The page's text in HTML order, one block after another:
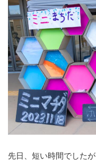
先日、短い時間でしたが